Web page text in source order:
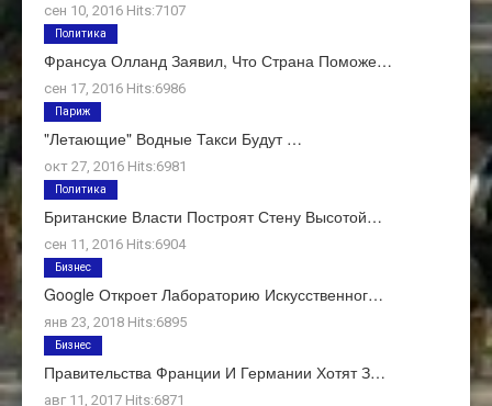
сен 10, 2016 Hits:7107
Франсуа Олланд Заявил, Что Страна Поможе…
сен 17, 2016 Hits:6986
Политика
"Летающие" Водные Такси Будут …
окт 27, 2016 Hits:6981
Париж
Британские Власти Построят Стену Высотой…
сен 11, 2016 Hits:6904
Политика
Google Откроет Лабораторию Искусственног…
янв 23, 2018 Hits:6895
Бизнес
Правительства Франции И Германии Хотят З…
авг 11, 2017 Hits:6871
Бизнес